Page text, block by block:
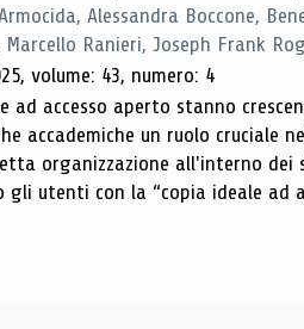
Alessandra Boccone,
Ranieri, Joseph Frank
volume: 43, numero: 4
ad accesso aperto stanno
accademiche un ruolo cruciale
organizzazione all'interno dei
utenti con la “copia ideale ad